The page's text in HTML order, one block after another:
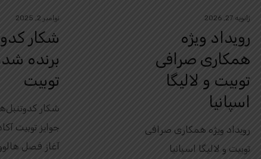
ژانویه 27, 2026
رویداد ویژه
همکاری صرافی
توبیت و لالیگا
اسپانیا
رویداد ویژه همکاری صرافی
توبیت و لالیگا اسپانیا
نوامبر 2, 2025
شکار
برنده
توبیت
شکار
جوایز توبیت
آغاز فصل